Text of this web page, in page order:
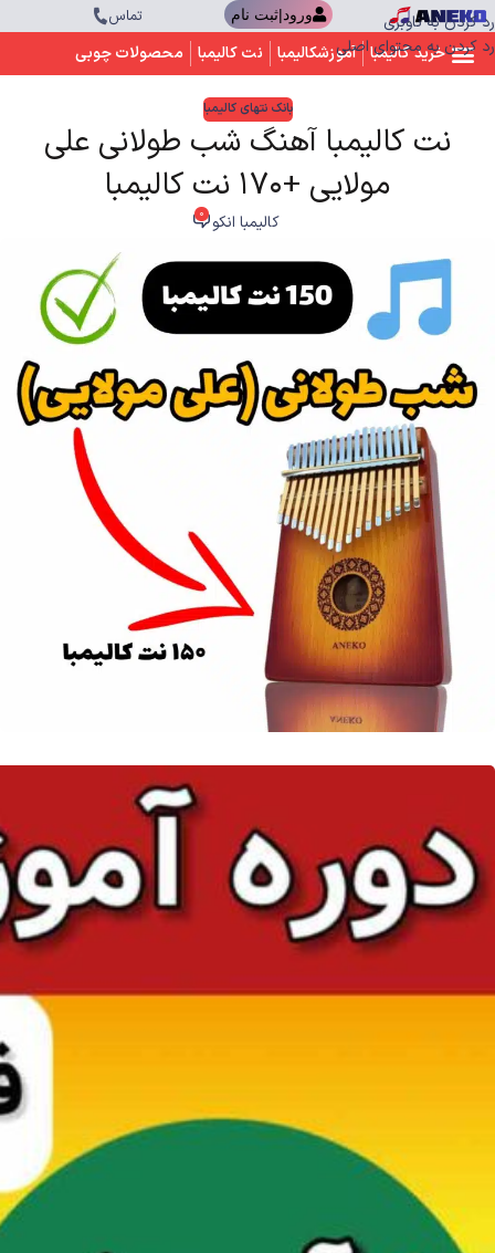
رد کردن به ناوبری
رد کردن به محتوای اصلی
ورود|ثبت نام تماس
خرید کالیمبا آموزشکالیمبا نت کالیمبا محصولات چوبی
بانک نتهای کالیمبا
نت کالیمبا آهنگ شب طولانی علی
مولایی +170 نت کالیمبا
کالیمبا انکو 0